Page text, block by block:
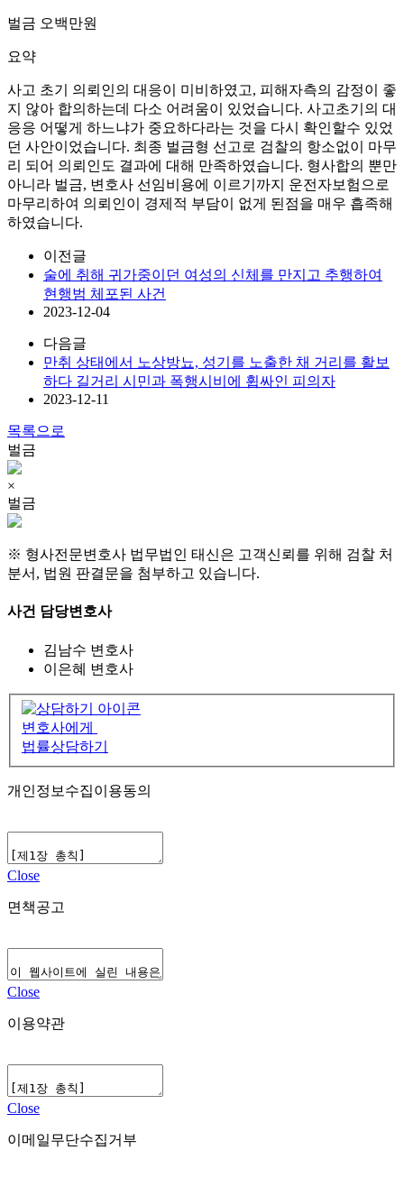
벌금 오백만원
요약
사고 초기 의뢰인의 대응이 미비하였고, 피해자측의 감정이 좋
지 않아 합의하는데 다소 어려움이 있었습니다. 사고초기의 대
응응 어떻게 하느냐가 중요하다라는 것을 다시 확인할수 있었
던 사안이었습니다. 최종 벌금형 선고로 검찰의 항소없이 마무
리 되어 의뢰인도 결과에 대해 만족하였습니다. 형사합의 뿐만
아니라 벌금, 변호사 선임비용에 이르기까지 운전자보험으로
마무리하여 의뢰인이 경제적 부담이 없게 된점을 매우 흡족해
하였습니다.
이전글
술에 취해 귀가중이던 여성의 신체를 만지고 추행하여
현행범 체포된 사건
2023-12-04
다음글
만취 상태에서 노상방뇨, 성기를 노출한 채 거리를 활보
하다 길거리 시민과 폭행시비에 휩싸인 피의자
2023-12-11
목록으로
벌금
×
벌금
※ 형사전문변호사 법무법인 태신은 고객신뢰를 위해 검찰 처
분서, 법원 판결문을 첨부하고 있습니다.
사건 담당변호사
김남수 변호사
이은혜 변호사
변호사에게
법률상담하기
개인정보수집이용동의
Close
면책공고
Close
이용약관
Close
이메일무단수집거부